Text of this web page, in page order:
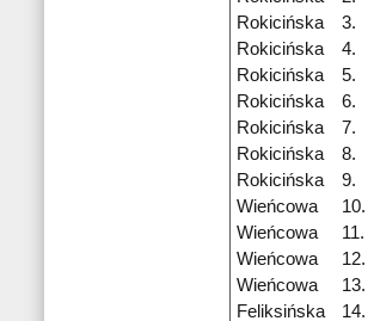
Rokicińska
3.
Rokicińska
4.
Rokicińska
5.
Rokicińska
6.
Rokicińska
7.
Rokicińska
8.
Rokicińska
9.
Wieńcowa
10.
Wieńcowa
11.
Wieńcowa
12.
Wieńcowa
13.
Feliksińska
14.